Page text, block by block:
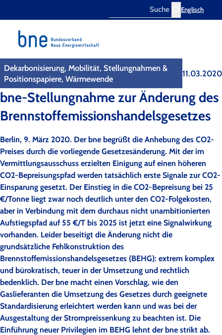
Englisch
Dekarbonisierung, Mobilität, Stellungnahmen &
Positionspapiere, Wärmewende
11.03.2020
bne-Stellungnahme zur Änderung des
Brennstoffemissionshandelsgesetzes
Berlin, 9. März 2020. Der bne begrüßt die Anhebung des CO2-
Preises durch die vorliegende Gesetzesänderung. Mit der im
Vermittlungsausschuss erzielten Einigung auf einen höheren
CO2-Bepreisungspfad werden tatsächlich erste Signale zur CO2-
Einsparung gesetzt. Der Einstieg in die CO2-Bepreisung bei 25
€/Tonne liegt zwar noch deutlich unter den CO2-Folgekosten,
aber in Verbindung mit dem durchaus nicht unambitionierten
Aufstiegspfad auf 55 €/T bis 2025 ist jetzt eine Signalwirkung
vorhanden. Leider beseitigt die Änderung nicht die
grundsätzliche Fehlkonstruktion des
Brennstoffemissionshandelsgesetzes (BEHG): extrem komplex
und bürokratisch, teuer in der Umsetzung und rechtlich
bedenklich. Der bne macht einen Vorschlag, wie den
Gaslieferanten die Umsetzung des Gesetzes durch geeignete
Standardisierung erleichtert werden kann und was bei der
Ausgestaltung der Strompreissenkung zu beachten ist. Die
Einführung neuer Privilegien im BEHG lehnt der bne strikt ab.